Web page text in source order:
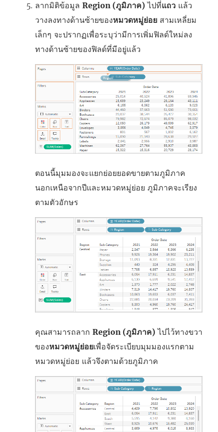
ลากมิติข้อมูล Region (ภูมิภาค) ไปที่แถว แล้ว
วางลงทางด้านซ้ายของหมวดหมู่ย่อย สามเหลี่ยม
เล็กๆ จะปรากฏเพื่อระบุว่ามีการเพิ่มฟิลด์ใหม่ลง
ทางด้านซ้ายของฟิลด์ที่มีอยู่แล้ว
ตอนนี้มุมมองจะแยกย่อยยอดขายตามภูมิภาค
นอกเหนือจากปีและหมวดหมู่ย่อย ภูมิภาคจะเรียง
ตามตัวอักษร
คุณสามารถลาก Region (ภูมิภาค) ไปไว้ทางขวา
ของหมวดหมู่ย่อยเพื่อจัดระเบียบมุมมองแรกตาม
หมวดหมู่ย่อย แล้วจึงตามด้วยภูมิภาค